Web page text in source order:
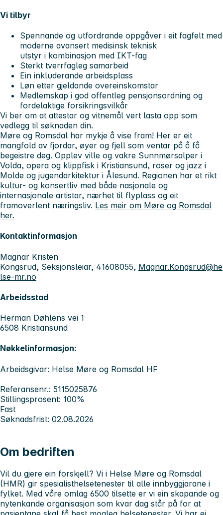
Vi tilbyr
Spennande og utfordrande oppgåver i eit fagfelt med
moderne avansert medisinsk teknisk
utstyr i kombinasjon med IKT-fag
Sterkt tverrfagleg samarbeid
Ein inkluderande arbeidsplass
Løn etter gjeldande overeinskomstar
Medlemskap i god offentleg pensjonsordning og
fordelaktige forsikringsvilkår
Vi ber om at attestar og vitnemål vert lasta opp som
vedlegg til søknaden din.
Møre og Romsdal har mykje å vise fram! Her er eit
mangfold av fjordar, øyer og fjell som ventar på å få
begeistre deg. Opplev ville og vakre Sunnmørsalper i
Volda, opera og klippfisk i Kristiansund, roser og jazz i
Molde og jugendarkitektur i Ålesund. Regionen har et rikt
kultur- og konsertliv med både nasjonale og
internasjonale artistar, nærhet til flyplass og eit
framoverlent næringsliv. Les meir om Møre og Romsdal
her.
Kontaktinformasjon
Magnar Kristen
Kongsrud, Seksjonsleiar, 41608055, Magnar.Kongsrud@he
lse-mr.no
Arbeidsstad
Herman Døhlens vei 1
6508 Kristiansund
Nøkkelinformasjon:
Arbeidsgivar: Helse Møre og Romsdal HF
Referansenr.: 5115025876
Stillingsprosent: 100%
Fast
Søknadsfrist: 02.08.2026
Om bedriften
Vil du gjere ein forskjell? Vi i Helse Møre og Romsdal
(HMR) gir spesialisthelsetenester til alle innbyggjarane i
fylket. Med våre omlag 6500 tilsette er vi ein skapande og
nytenkande organisasjon som kvar dag står på for at